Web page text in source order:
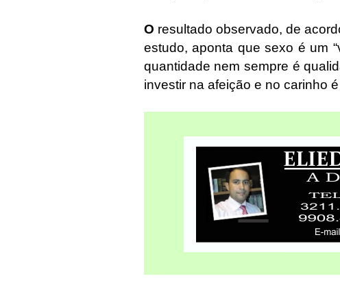
O resultado observado, de
estudo, aponta que sexo é um
quantidade nem sempre é
investir na afeição e no carinho